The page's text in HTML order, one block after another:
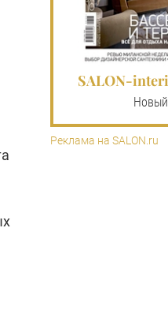
SALON-
Реклама на SALON.ru